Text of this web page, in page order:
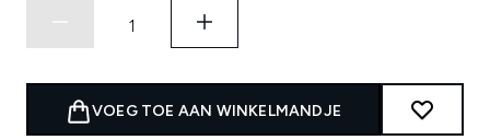
VOEG TOE AAN WINKELMANDJE